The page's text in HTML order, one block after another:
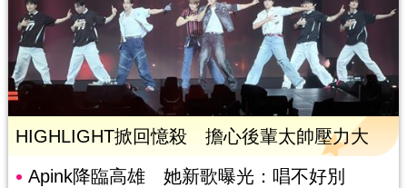
HIGHLIGHT掀回憶殺 擔心後輩太帥壓力大
Apink降臨高雄 她新歌曝光：唱不好別